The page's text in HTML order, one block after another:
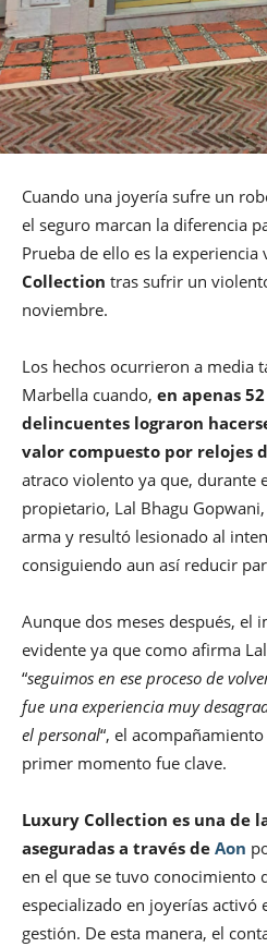
Cuando una joyería sufre un
el seguro marcan la diferencia
Prueba de ello es la experiencia
Collection tras sufrir un
noviembre.
Los hechos ocurrieron a media
Marbella cuando, en apenas
delincuentes lograron
valor compuesto por relojes
atraco violento ya que, durante
propietario, Lal Bhagu
arma y resultó lesionado al
consiguiendo aun así reducir
Aunque dos meses después, el
evidente ya que como afirma
“seguimos en ese proceso de
fue una experiencia muy
el personal“, el
primer momento fue clave.
Luxury Collection es una de
aseguradas a través de Aon
en el que se tuvo conocimiento
especializado en joyerías
gestión. De esta manera, el